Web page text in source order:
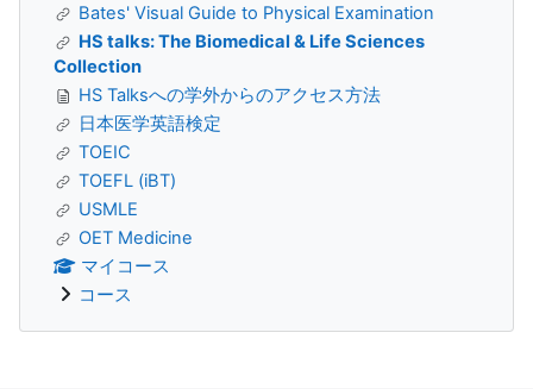
Bates' Visual Guide to Physical Examination
HS talks: The Biomedical & Life Sciences
Collection
HS Talksへの学外からのアクセス方法
日本医学英語検定
TOEIC
TOEFL (iBT)
USMLE
OET Medicine
マイコース
コース
補助ブロック